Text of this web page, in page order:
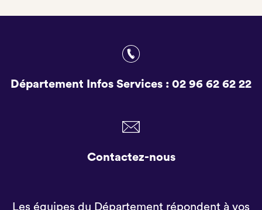
Département Infos Services : 02 96 62 62 22
Contactez-nous
Les équipes du Département répondent à vos